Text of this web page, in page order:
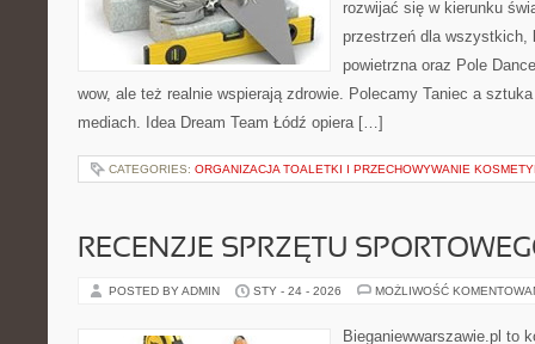
rozwijać się w kierunku
przestrzeń dla
powietrzna oraz Pole
wow, ale też realnie wspierają zdrowie. Polecamy Taniec a
mediach. Idea Dream Team Łódź opiera […]
CATEGORIES: ORGANIZACJA TOALETKI I PRZECHOWYWANIE
RECENZJE SPRZĘTU
POSTED BY ADMIN STY - 24 - 2026 MOŻLIWOŚĆ
Bieganiewwarszawie.pl to